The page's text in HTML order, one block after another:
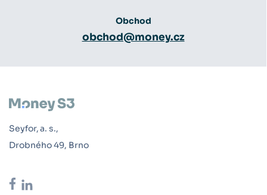
Obchod
obchod@money.cz
Seyfor, a. s.,
Drobného 49, Brno